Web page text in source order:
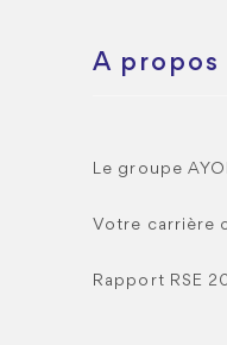
A propos
Le groupe
Votre carrière
Rapport RSE